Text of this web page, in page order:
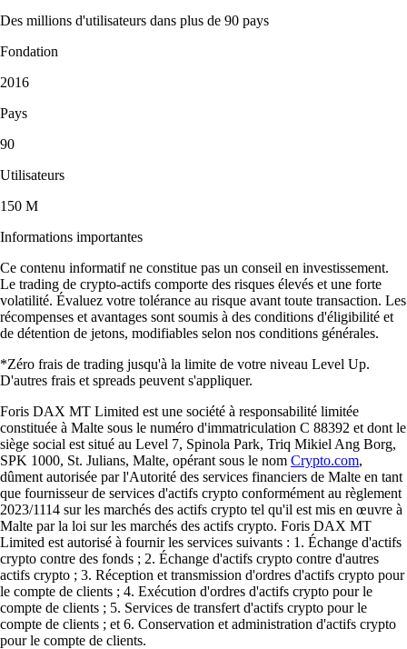
Des millions d'utilisateurs dans plus de 90 pays
Fondation
2016
Pays
90
Utilisateurs
150 M
Informations importantes
Ce contenu informatif ne constitue pas un conseil en investissement.
Le trading de crypto-actifs comporte des risques élevés et une forte
volatilité. Évaluez votre tolérance au risque avant toute transaction. Les
récompenses et avantages sont soumis à des conditions d'éligibilité et
de détention de jetons, modifiables selon nos conditions générales.
*Zéro frais de trading jusqu'à la limite de votre niveau Level Up.
D'autres frais et spreads peuvent s'appliquer.
Foris DAX MT Limited est une société à responsabilité limitée
constituée à Malte sous le numéro d'immatriculation C 88392 et dont le
siège social est situé au Level 7, Spinola Park, Triq Mikiel Ang Borg,
SPK 1000, St. Julians, Malte, opérant sous le nom Crypto.com,
dûment autorisée par l'Autorité des services financiers de Malte en tant
que fournisseur de services d'actifs crypto conformément au règlement
2023/1114 sur les marchés des actifs crypto tel qu'il est mis en œuvre à
Malte par la loi sur les marchés des actifs crypto. Foris DAX MT
Limited est autorisé à fournir les services suivants : 1. Échange d'actifs
crypto contre des fonds ; 2. Échange d'actifs crypto contre d'autres
actifs crypto ; 3. Réception et transmission d'ordres d'actifs crypto pour
le compte de clients ; 4. Exécution d'ordres d'actifs crypto pour le
compte de clients ; 5. Services de transfert d'actifs crypto pour le
compte de clients ; et 6. Conservation et administration d'actifs crypto
pour le compte de clients.